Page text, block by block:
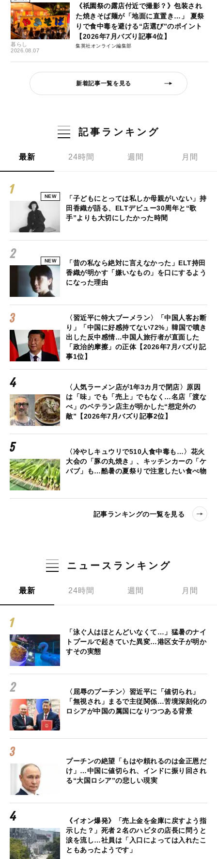
暮らし
2026.08.07
《祇園祭の露店付近で撮影？》包装され
た焼きそば麺が「地面に直置き…」 夏祭
りで食中毒を避ける“店選び”のポイント
【2026年7月バズり記事4位】
集英社オンライン編集部
新着記事一覧を見る
記事ランキング
最新 24時間 週間 月間
NEW
「子どもにとっては私しか母親がいない」持
田香織が語る、ELTデビュー30周年と“歌
手”よりも大切にしたかった時間
NEW
「昔の私なら絶対に言えなかった」ELT持田
香織が明かす「嫌いなもの」を口にするよう
になった理由
〈習近平に特大ブーメラン〉「中国人客お断
り」「中国に好感持てない72%」韓国で噴き
出した反中感情…中国人旅行者が直面した
「政治的摩擦」の正体【2026年7月バズり記
事1位】
〈人気ラーメン店が1年3カ月で閉店〉原因
は「味」でも「売上」でもなく…名店「渡な
べ」のベテラン店主が明かした“想定外の
敵”【2026年7月バズり記事2位】
〈冷やしキュウリで510人食中毒も…〉花火
大会の「豚の丸焼き」、キッチンカーの「ケ
バブ」も…酷暑の夏祭りで注意したい食べ物
記事ランキングの一覧を見る
ニュースランキング
最新 24時間 週間 月間
「泳ぐ人はほとんどいなくて…」猛暑のナイ
トプールで起きていた異変…港区女子が明か
すその実態
〈屈辱のプーチン〉習近平に「値切られ」
「無視され」まるで主従関係…苦境深刻化の
ロシアが中国の属国になりつつある背景
プーチンの絶望「もはや頼れるのは金正恩だ
け」…中国に値切られ、インドに振り回され
る“大国ロシア”の悲しい現実
《イオン爆発》「売上金を金庫に戻すよう指
示した？」死者２名のハビタの店長に問うと
涙を流し…社員は「入口によっては入れたこ
ともあったようです」